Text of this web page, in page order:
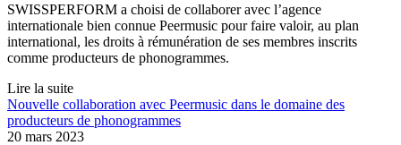
SWISSPERFORM a choisi de collaborer avec l’agence
internationale bien connue Peermusic pour faire valoir, au plan
international, les droits à rémunération de ses membres inscrits
comme producteurs de phonogrammes.
Lire la suite
Nouvelle collaboration avec Peermusic dans le domaine des
producteurs de phonogrammes
20 mars 2023